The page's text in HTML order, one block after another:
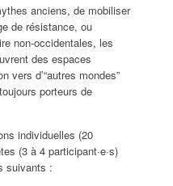
anciens, de mobiliser
de résistance, ou
non-occidentales, les
des espaces
vers d’“autres mondes”
porteurs de
individuelles (20
(3 à 4 participant·e·s)
suivants :